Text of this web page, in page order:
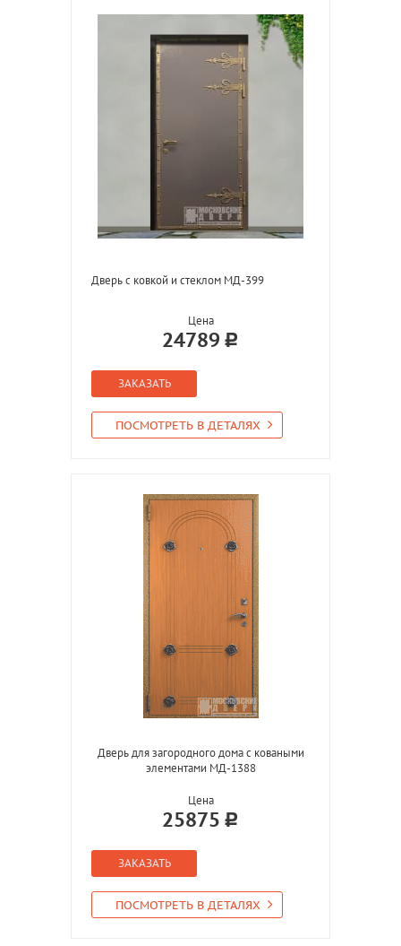
Дверь с ковкой и стеклом МД-399
Цена
24789
ЗАКАЗАТЬ
ПОСМОТРЕТЬ В ДЕТАЛЯХ
Дверь для загородного дома с коваными
элементами МД-1388
Цена
25875
ЗАКАЗАТЬ
ПОСМОТРЕТЬ В ДЕТАЛЯХ